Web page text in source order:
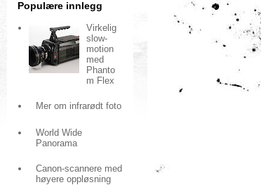
Populære innlegg
Virkelig
slow-
motion
med
Phanto
m Flex
Mer om infrarødt foto
World Wide
Panorama
Canon-scannere med
høyere oppløsning